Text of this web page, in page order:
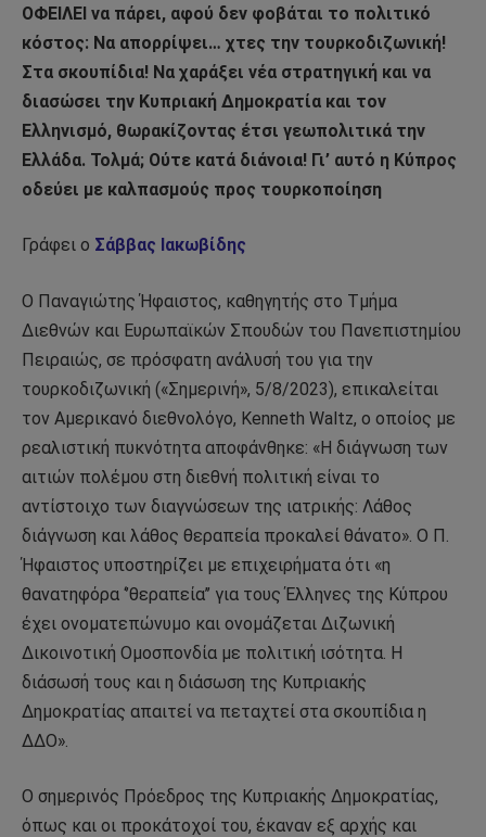
ΟΦΕΙΛΕΙ να πάρει, αφού δεν φοβάται το πολιτικό
κόστος: Να απορρίψει… χτες την τουρκοδιζωνική!
Στα σκουπίδια! Να χαράξει νέα στρατηγική και να
διασώσει την Κυπριακή Δημοκρατία και τον
Ελληνισμό, θωρακίζοντας έτσι γεωπολιτικά την
Ελλάδα. Τολμά; Ούτε κατά διάνοια! Γι’ αυτό η Κύπρος
οδεύει με καλπασμούς προς τουρκοποίηση
Γράφει ο Σάββας Ιακωβίδης
Ο Παναγιώτης Ήφαιστος, καθηγητής στο Τμήμα
Διεθνών και Ευρωπαϊκών Σπουδών του Πανεπιστημίου
Πειραιώς, σε πρόσφατη ανάλυσή του για την
τουρκοδιζωνική («Σημερινή», 5/8/2023), επικαλείται
τον Αμερικανό διεθνολόγο, Kenneth Waltz, ο οποίος με
ρεαλιστική πυκνότητα αποφάνθηκε: «Η διάγνωση των
αιτιών πολέμου στη διεθνή πολιτική είναι το
αντίστοιχο των διαγνώσεων της ιατρικής: Λάθος
διάγνωση και λάθος θεραπεία προκαλεί θάνατο». Ο Π.
Ήφαιστος υποστηρίζει με επιχειρήματα ότι «η
θανατηφόρα ‘’θεραπεία’’ για τους Έλληνες της Κύπρου
έχει ονοματεπώνυμο και ονομάζεται Διζωνική
Δικοινοτική Ομοσπονδία με πολιτική ισότητα. Η
διάσωσή τους και η διάσωση της Κυπριακής
Δημοκρατίας απαιτεί να πεταχτεί στα σκουπίδια η
ΔΔΟ».
Ο σημερινός Πρόεδρος της Κυπριακής Δημοκρατίας,
όπως και οι προκάτοχοί του, έκαναν εξ αρχής και